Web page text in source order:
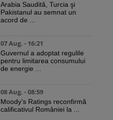
Arabia Saudită, Turcia şi
Pakistanul au semnat un
acord de ...
07 Aug. - 16:21
Guvernul a adoptat regulile
pentru limitarea consumului
de energie ...
08 Aug. - 08:59
Moody’s Ratings reconfirmă
calificativul României la ...